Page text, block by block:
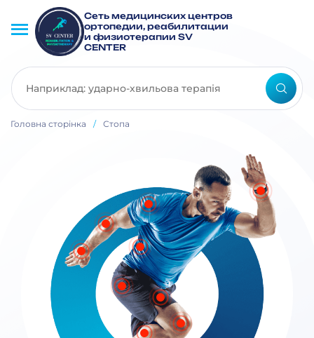
Сеть медицинских центров
ортопедии, реабилитации
и физиотерапии SV
CENTER
Головна сторінка / Стопа